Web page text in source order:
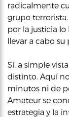
radicalmente
grupo
por la justicia
llevar a cabo
Sí, a simple
distinto. Aquí
minutos ni de
Amateur se
estrategia y la